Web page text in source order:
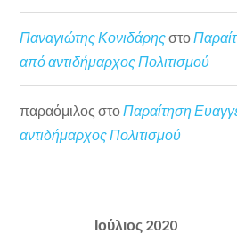
Παναγιώτης Κονιδάρηςστο
από αντιδήμαρχος Πολιτισμού
παραόμιλος στοΠαραίτηση
αντιδήμαρχος Πολιτισμού
Ιούλιος 2020